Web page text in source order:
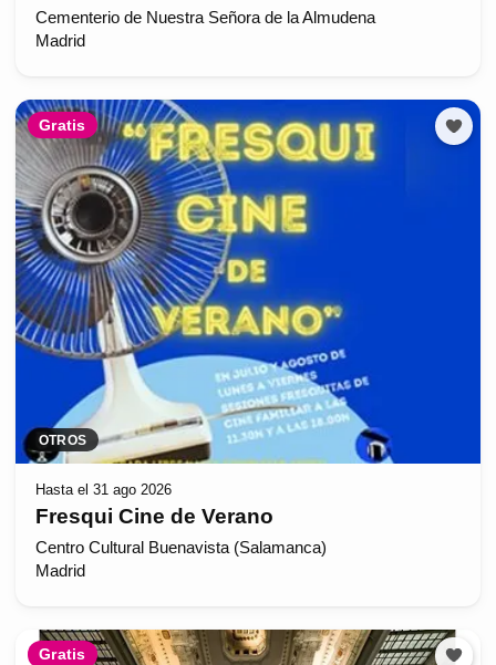
Cementerio de Nuestra Señora de la Almudena
Madrid
Gratis
OTROS
Hasta el 31 ago 2026
Fresqui Cine de Verano
Centro Cultural Buenavista (Salamanca)
Madrid
Gratis